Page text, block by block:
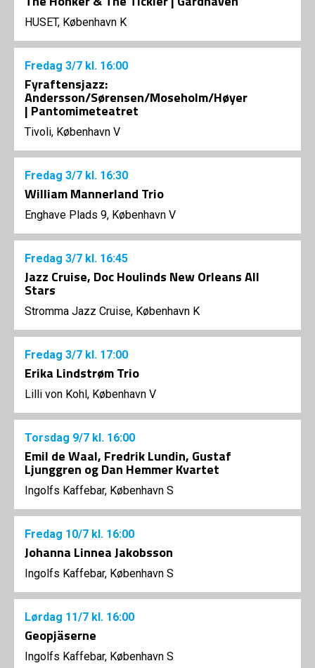
HUSET, København K
Fredag 3/7 kl. 16:00
Fyraftensjazz:
Andersson/Sørensen/Moseholm/Høyer
| Pantomimeteatret
Tivoli, København V
Fredag 3/7 kl. 16:30
William Mannerland Trio
Enghave Plads 9, København V
Fredag 3/7 kl. 16:45
Jazz Cruise, Doc Houlinds New Orleans All
Stars
Stromma Jazz Cruise, København K
Fredag 3/7 kl. 17:00
Erika Lindstrøm Trio
Lilli von Kohl, København V
Torsdag 9/7 kl. 16:00
Emil de Waal, Fredrik Lundin, Gustaf
Ljunggren og Dan Hemmer Kvartet
Ingolfs Kaffebar, København S
Fredag 10/7 kl. 16:00
Johanna Linnea Jakobsson
Ingolfs Kaffebar, København S
Lørdag 11/7 kl. 16:00
Geopjäserne
Ingolfs Kaffebar, København S